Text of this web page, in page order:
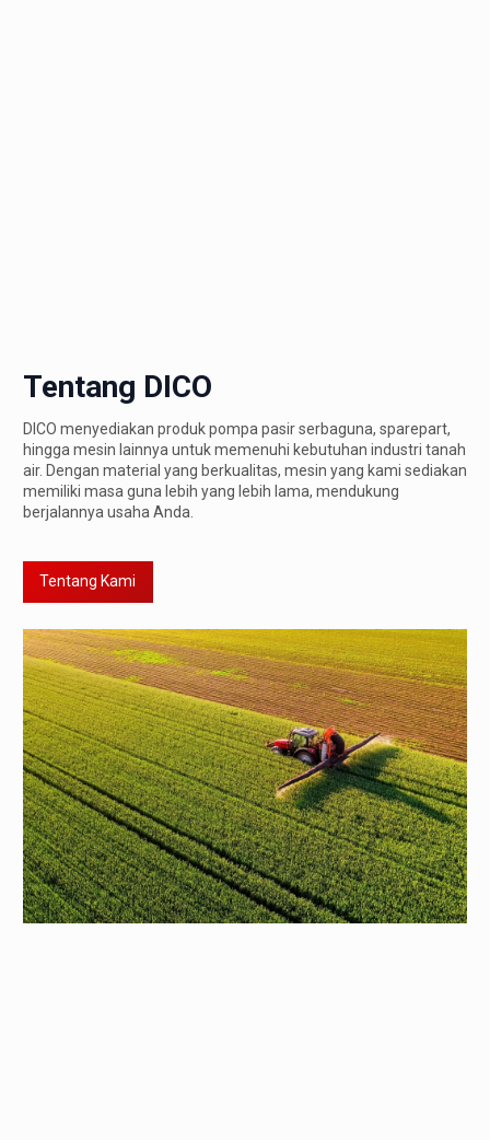
Tentang DICO
DICO menyediakan produk pompa pasir serbaguna, sparepart,
hingga mesin lainnya untuk memenuhi kebutuhan industri tanah
air. Dengan material yang berkualitas, mesin yang kami sediakan
memiliki masa guna lebih yang lebih lama, mendukung
berjalannya usaha Anda.
Tentang Kami